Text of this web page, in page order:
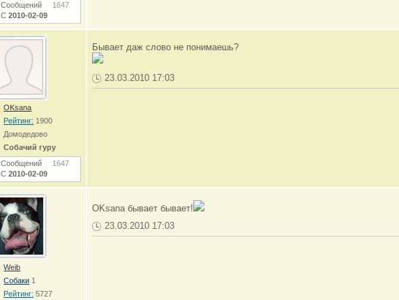
Сообщений 1647
С2010-02-09
OKsana
Рейтинг: 1900
Домодедово
Собачий гуру
Сообщений 1647
С2010-02-09
Бывает даж слово не понимаешь?
23.03.2010 17:03
Weib
Собаки 1
Рейтинг: 5727
OKsana бывает бывает!
23.03.2010 17:03